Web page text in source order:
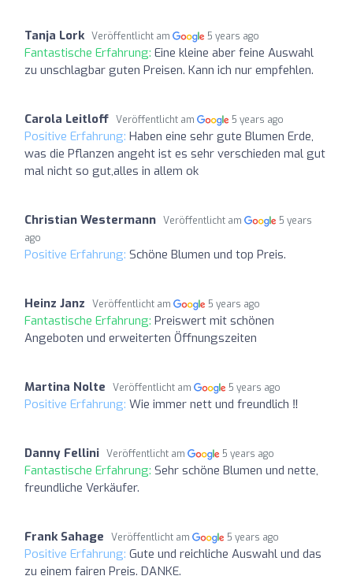
Tanja Lork Veröffentlicht am 5 years ago
Fantastische Erfahrung: Eine kleine aber feine Auswahl
zu unschlagbar guten Preisen. Kann ich nur empfehlen.
Carola Leitloff Veröffentlicht am 5 years ago
Positive Erfahrung: Haben eine sehr gute Blumen Erde,
was die Pflanzen angeht ist es sehr verschieden mal gut
mal nicht so gut,alles in allem ok
Christian Westermann Veröffentlicht am
5 years
ago
Positive Erfahrung: Schöne Blumen und top Preis.
Heinz Janz Veröffentlicht am 5 years ago
Fantastische Erfahrung: Preiswert mit schönen
Angeboten und erweiterten Öffnungszeiten
Martina Nolte Veröffentlicht am 5 years ago
Positive Erfahrung: Wie immer nett und freundlich ‼️
Danny Fellini Veröffentlicht am 5 years ago
Fantastische Erfahrung: Sehr schöne Blumen und nette,
freundliche Verkäufer.
Frank Sahage Veröffentlicht am 5 years ago
Positive Erfahrung: Gute und reichliche Auswahl und das
zu einem fairen Preis. DANKE.